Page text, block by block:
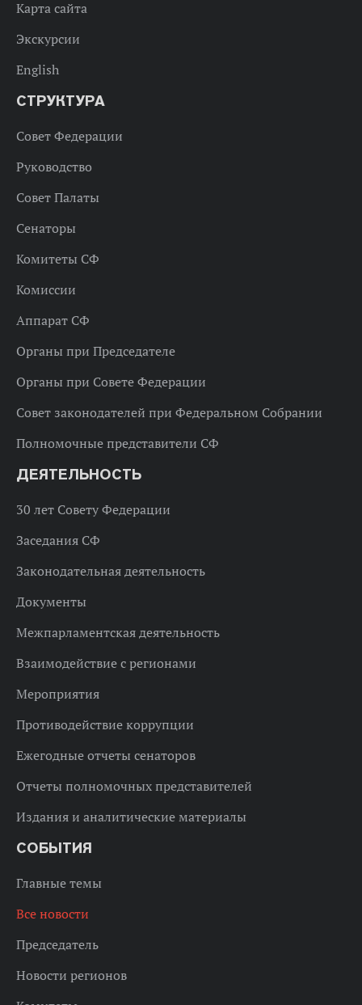
Карта сайта
Экскурсии
English
СТРУКТУРА
Совет Федерации
Руководство
Совет Палаты
Сенаторы
Комитеты СФ
Комиссии
Аппарат СФ
Органы при Председателе
Органы при Совете Федерации
Совет законодателей при Федеральном Собрании
Полномочные представители СФ
ДЕЯТЕЛЬНОСТЬ
30 лет Совету Федерации
Заседания СФ
Законодательная деятельность
Документы
Межпарламентская деятельность
Взаимодействие с регионами
Мероприятия
Противодействие коррупции
Ежегодные отчеты сенаторов
Отчеты полномочных представителей
Издания и аналитические материалы
СОБЫТИЯ
Главные темы
Все новости
Председатель
Новости регионов